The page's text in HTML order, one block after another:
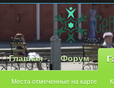
Главная Форум
Места отмеченные на карте